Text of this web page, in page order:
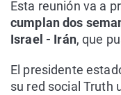
Esta reunión va a
cumplan dos
Israel - Irán, que
El presidente
su red social Truth